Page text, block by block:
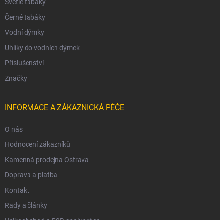
Světlé tabáky
Černé tabáky
Vodní dýmky
Uhlíky do vodních dýmek
Příslušenství
Značky
INFORMACE A ZÁKAZNICKÁ PÉČE
O nás
Hodnocení zákazníků
Kamenná prodejna Ostrava
Doprava a platba
Kontakt
Rady a články